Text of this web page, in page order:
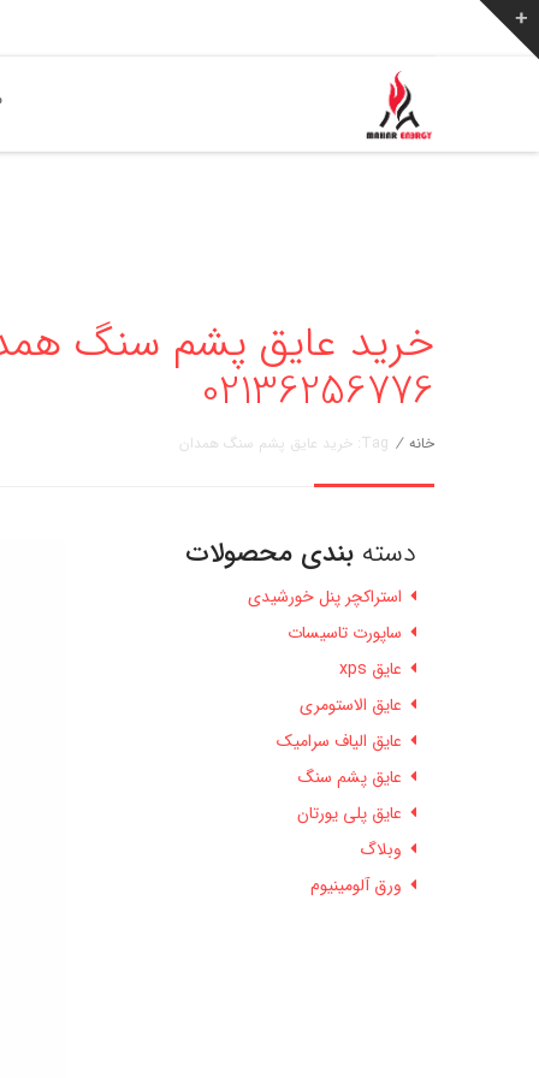
خرید عایق پشم سنگ
02136256776
خانه / Tag: خرید عایق پشم سنگ همدان
دسته بندی محصولات
استراکچر پنل خورشیدی
ساپورت تاسیسات
عایق xps
عایق الاستومری
عایق الیاف سرامیک
عایق پشم سنگ
عایق پلی یورتان
وبلاگ
ورق آلومینیوم